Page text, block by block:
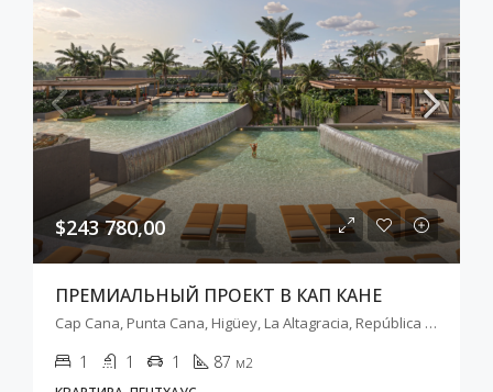
$243 780,00
ПРЕМИАЛЬНЫЙ ПРОЕКТ В КАП КАНЕ
Cap Cana, Punta Cana, Higüey, La Altagracia, República Dominicana
1 1 1 87 м2